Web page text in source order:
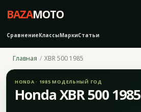
BAZAMOTO
СравнениеКлассыМаркиСтатьи
Главная XBR 500 1985
HONDA · 1985 МОДЕЛЬНЫЙ ГОД
Honda XBR 500 1985